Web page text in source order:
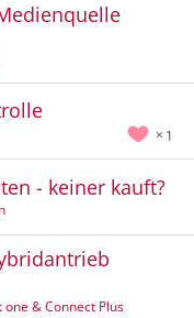
1
- keiner kauft?
one & Connect Plus